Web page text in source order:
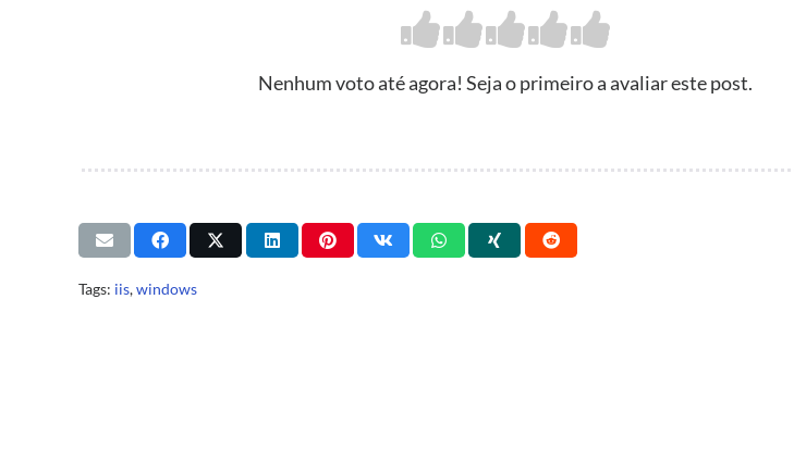
Nenhum voto até agora! Seja o primeiro a avaliar este post.
Tags: iis,windows